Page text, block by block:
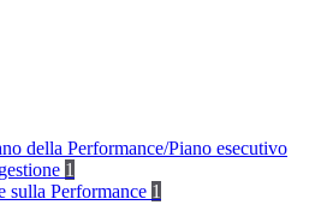
della Performance/Piano esecutivo
1
sulla Performance 1